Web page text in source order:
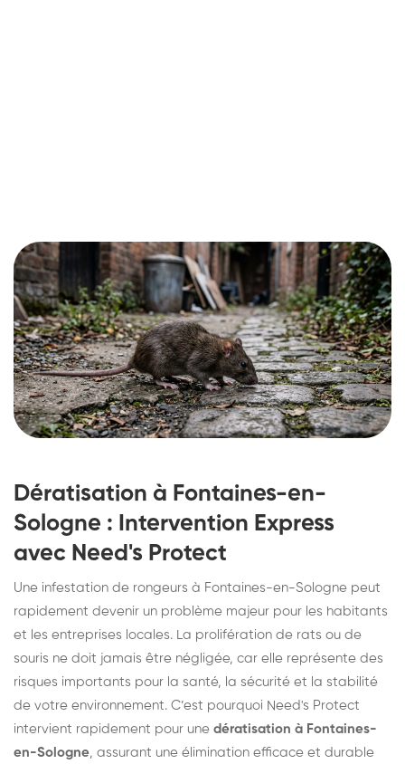
Dératisation à Fontaines-en-
Sologne : Intervention Express
avec Need's Protect
Une infestation de rongeurs à Fontaines-en-Sologne peut
rapidement devenir un problème majeur pour les habitants
et les entreprises locales. La prolifération de rats ou de
souris ne doit jamais être négligée, car elle représente des
risques importants pour la santé, la sécurité et la stabilité
de votre environnement. C’est pourquoi Need's Protect
intervient rapidement pour une dératisation à Fontaines-
en-Sologne, assurant une élimination efficace et durable